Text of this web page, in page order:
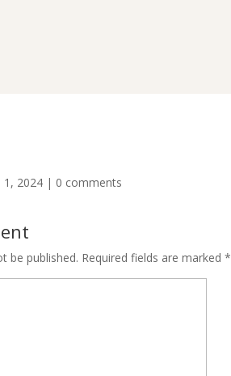
1, 2024 | 0 comments
be published. Required fields are marked*